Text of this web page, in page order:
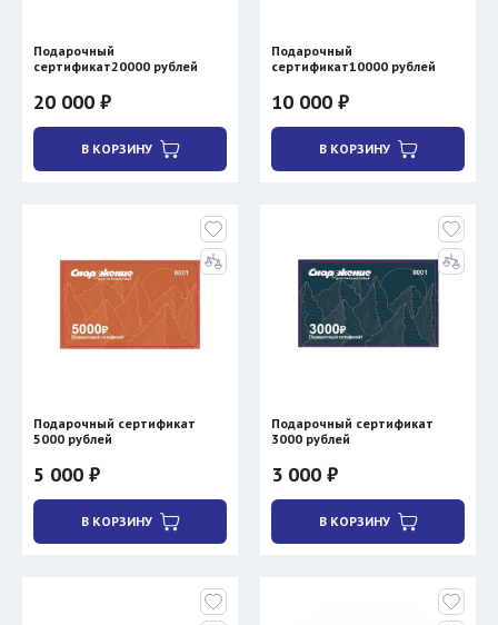
Подарочный
сертификат20000 рублей
20 000 ₽
В КОРЗИНУ
Подарочный
сертификат10000 рублей
10 000 ₽
В КОРЗИНУ
Подарочный сертификат
5000 рублей
5 000 ₽
В КОРЗИНУ
Подарочный сертификат
3000 рублей
3 000 ₽
В КОРЗИНУ